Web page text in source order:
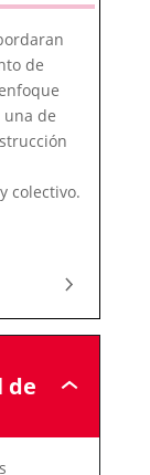
DE
MENSTRUAL
de
una de
colectivo.
de
Módulo